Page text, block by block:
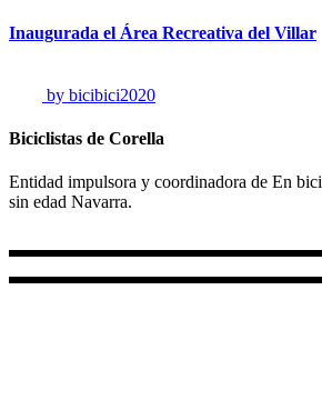
Inaugurada el Área Recreativa del Villar
by bicibici2020
Biciclistas de Corella
Entidad impulsora y coordinadora de En bici
sin edad Navarra.